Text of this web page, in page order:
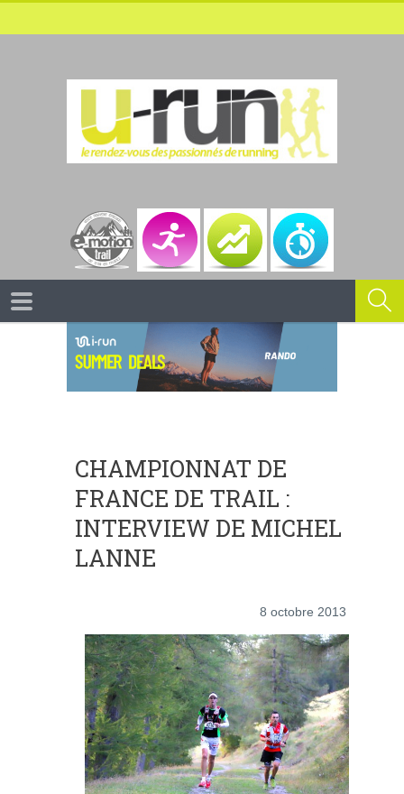
CHAMPIONNAT DE
FRANCE DE TRAIL :
INTERVIEW DE MICHEL
LANNE
8 octobre 2013